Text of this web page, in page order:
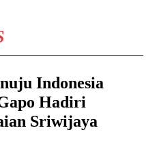
Indonesia
Hadiri
Sriwijaya